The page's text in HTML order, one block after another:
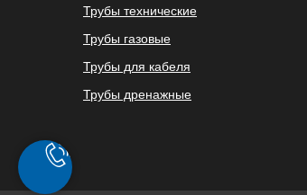
Трубы технические
Трубы газовые
Трубы для кабеля
Трубы дренажные